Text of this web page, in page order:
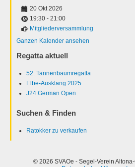
20 Okt 2026
19:30 - 21:00
Mitgliederversammlung
Ganzen Kalender ansehen
Regatta aktuell
52. Tannenbaumregatta
Elbe-Ausklang 2025
J24 German Open
Suchen & Finden
Ratokker zu verkaufen
© 2026 SVAOe - Segel-Verein